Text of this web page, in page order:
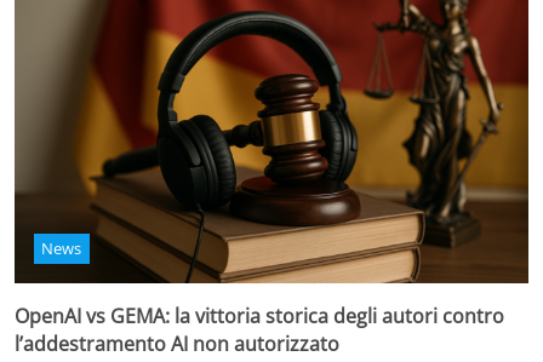
News
OpenAI vs GEMA: la vittoria storica degli autori contro
l’addestramento AI non autorizzato